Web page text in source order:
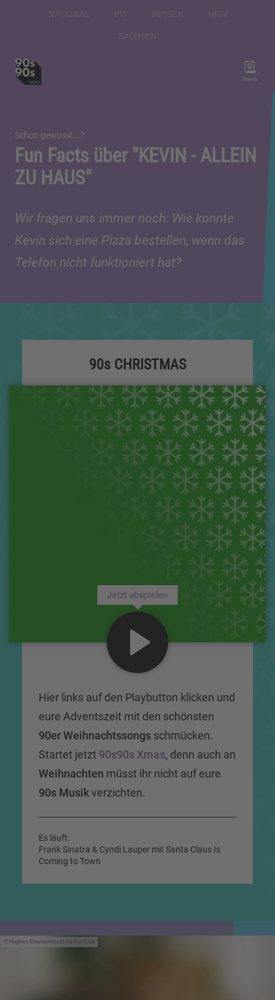
News
Schon gewusst...?
Fun Facts über "KEVIN - ALLEIN
ZU HAUS"
Wir fragen uns immer noch: Wie konnte
Kevin sich eine Pizza bestellen, wenn das
Telefon nicht funktioniert hat?
90s CHRISTMAS
Jetzt abspielen
Hier links auf den Playbutton klicken und
eure Adventszeit mit den schönsten
90er Weihnachtssongs schmücken.
Startet jetzt 90s90s Xmas, denn auch an
Weihnachten müsst ihr nicht auf eure
90s Musikverzichten.
Es läuft:
Frank Sinatra & Cyndi Lauper mit Santa Claus Is
Coming to Town
Hughes Entertainment via YouTube